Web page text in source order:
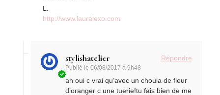
L.
http://www.lauralexo.com
stylishatelier
Publié le06/08/2017 à 9h48
Répondre
ah oui c vrai qu’avec un chouia de fleur
d’oranger c une tuerie!tu fais bien de me